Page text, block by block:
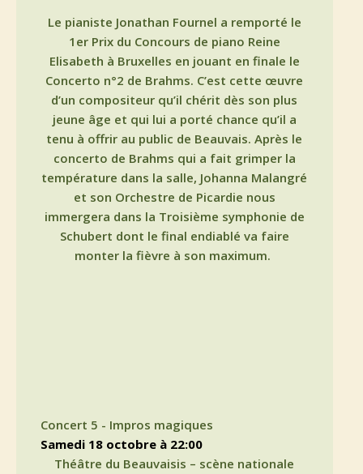
Le pianiste Jonathan Fournel a remporté le
1er Prix du Concours de piano Reine
Elisabeth à Bruxelles en jouant en finale le
Concerto n°2 de Brahms. C’est cette œuvre
d’un compositeur qu’il chérit dès son plus
jeune âge et qui lui a porté chance qu’il a
tenu à offrir au public de Beauvais. Après le
concerto de Brahms qui a fait grimper la
température dans la salle, Johanna Malangré
et son Orchestre de Picardie nous
immergera dans la Troisième symphonie de
Schubert dont le final endiablé va faire
monter la fièvre à son maximum.
Concert 5 - Impros magiques
samedi 18 octobre à 22:00
Théâtre du Beauvaisis – scène nationale